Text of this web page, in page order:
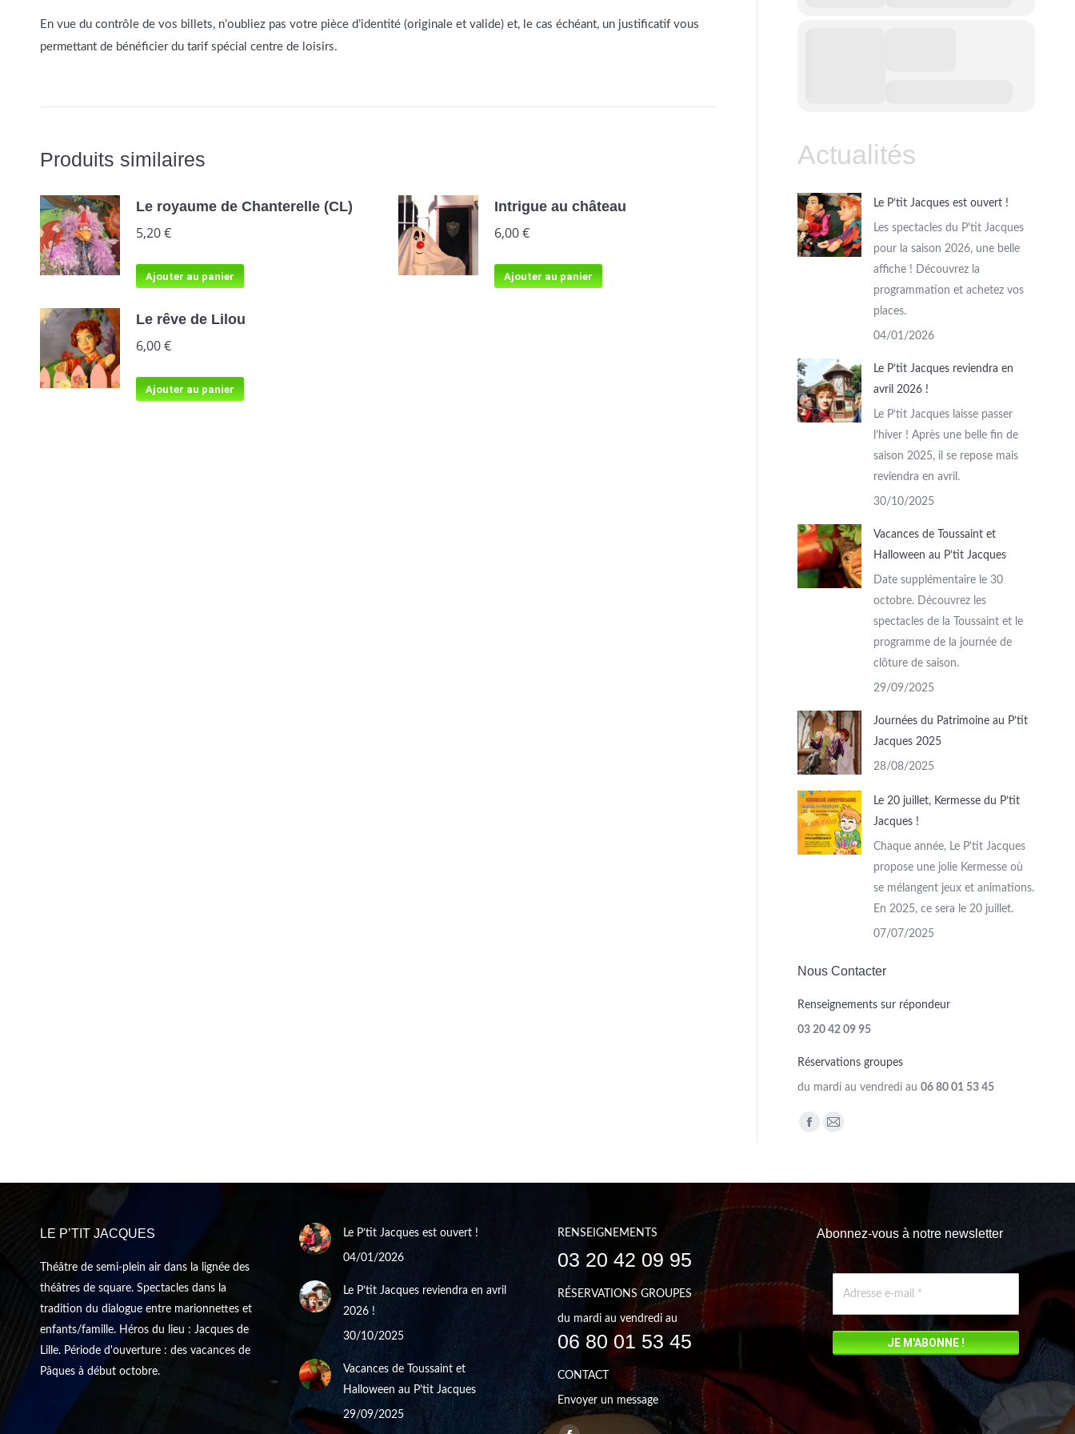
En vue du contrôle de vos billets, n’oubliez pas votre pièce d’identité (originale et valide) et, le cas échéant, un justificatif vous
permettant de bénéficier du tarif spécial centre de loisirs.
Produits similaires
Le royaume de Chanterelle (CL)
5,20€
Ajouter au panier
Intrigue au château
6,00€
Ajouter au panier
Le rêve de Lilou
6,00€
Ajouter au panier
Actualités
Le P’tit Jacques est ouvert !
Les spectacles du P'tit Jacques
pour la saison 2026, une belle
affiche ! Découvrez la
programmation et achetez vos
places.
04/01/2026
Le P’tit Jacques reviendra en
avril 2026 !
Le P’tit Jacques laisse passer
l’hiver ! Après une belle fin de
saison 2025, il se repose mais
reviendra en avril.
30/10/2025
Vacances de Toussaint et
Halloween au P’tit Jacques
Date supplémentaire le 30
octobre. Découvrez les
spectacles de la Toussaint et le
programme de la journée de
clôture de saison.
29/09/2025
Journées du Patrimoine au P’tit
Jacques 2025
28/08/2025
Le 20 juillet, Kermesse du P’tit
Jacques !
Chaque année, Le P'tit Jacques
propose une jolie Kermesse où
se mélangent jeux et animations.
En 2025, ce sera le 20 juillet.
07/07/2025
Nous Contacter
Renseignements sur répondeur
03 20 42 09 95
Réservations groupes
du mardi au vendredi au 06 80 01 53 45
Trouvez nous sur :
new
windowwindow
LE P’TIT JACQUES
Théâtre de semi-plein air dans la lignée des
théâtres de square. Spectacles dans la
tradition du dialogue entre marionnettes et
enfants/famille. Héros du lieu : Jacques de
Lille. Période d'ouverture : des vacances de
Pâques à début octobre.
Le P’tit Jacques est ouvert !
04/01/2026
Le P’tit Jacques reviendra en avril
2026 !
30/10/2025
Vacances de Toussaint et
Halloween au P’tit Jacques
29/09/2025
RENSEIGNEMENTS
03 20 42 09 95
RÉSERVATIONS GROUPES
du mardi au vendredi au
06 80 01 53 45
CONTACT
Envoyer un message
Abonnez-vous à notre newsletter